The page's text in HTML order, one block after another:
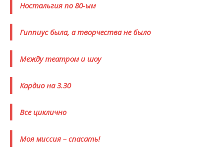
Ностальгия по 80-ым
Гиппиус была, а творчества не было
Между театром и шоу
Кардио на 3.30
Все циклично
Моя миссия – спасать!